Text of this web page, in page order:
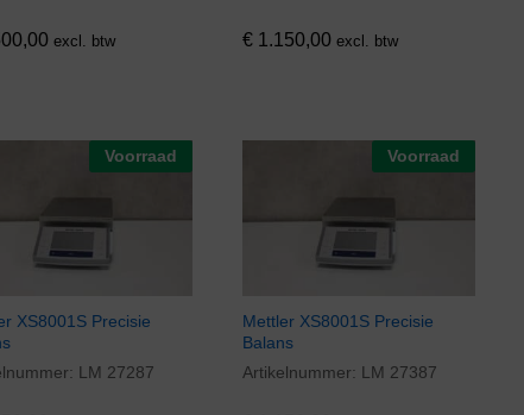
excl. btw €1.150,00 excl. btw
Voorraad
XS8001S Precisie
LM 27287
Voorraad
Mettler XS8001S Precisie
Balans
Artikelnummer: LM 27387
€1.150,00